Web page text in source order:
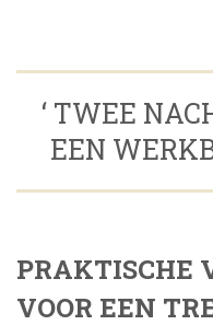
‘ TWEE
EEN
PRAKTISCHE
VOOR EEN